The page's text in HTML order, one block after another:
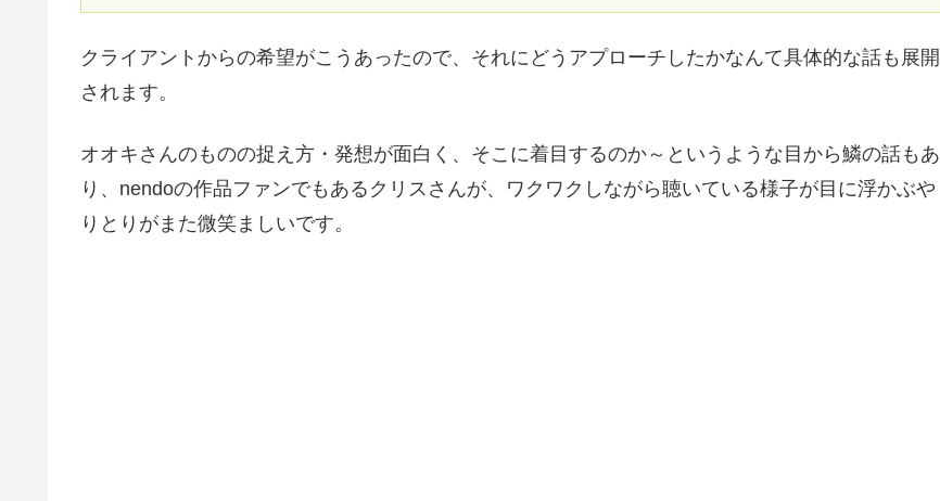
クライアントからの希望がこうあったので、それにどうアプローチしたかなんて具体的な話も展開
されます。
オオキさんのものの捉え方・発想が面白く、そこに着目するのか～というような目から鱗の話もあ
り、nendoの作品ファンでもあるクリスさんが、ワクワクしながら聴いている様子が目に浮かぶや
りとりがまた微笑ましいです。